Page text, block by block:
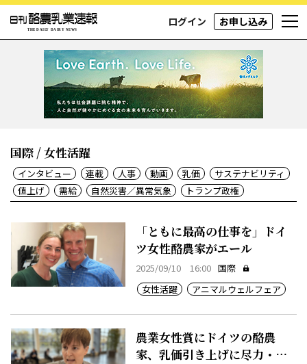
ログイン お申し込み
国際 / 女性活躍
インタビュー 連載 人事 動画 乳価
サステナビリティ
値上げ
需給 自然災害／異常気象 トランプ政権
「ともに最高の仕事を」ドイ
ツ女性酪農家がエール
2025/09/10 16:00 国際
女性活躍
アニマルウェルフェア
農業女性賞にドイツの酪農
家、乳価引き上げに尽力・ユ